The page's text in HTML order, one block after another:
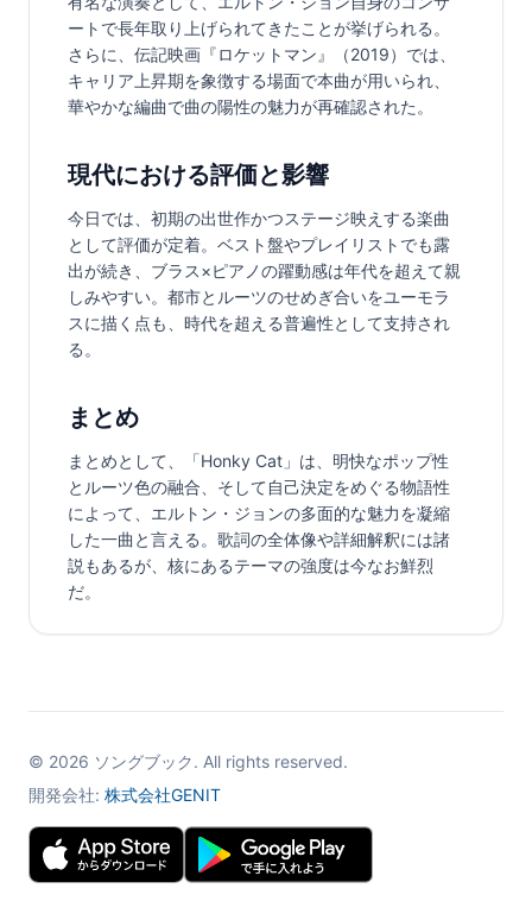
ートで長年取り上げられてきたことが挙げられる。
さらに、伝記映画『ロケットマン』（2019）では、
キャリア上昇期を象徴する場面で本曲が用いられ、
華やかな編曲で曲の陽性の魅力が再確認された。
現代における評価と影響
今日では、初期の出世作かつステージ映えする楽曲
として評価が定着。ベスト盤やプレイリストでも露
出が続き、ブラス×ピアノの躍動感は年代を超えて親
しみやすい。都市とルーツのせめぎ合いをユーモラ
スに描く点も、時代を超える普遍性として支持され
る。
まとめ
まとめとして、「Honky Cat」は、明快なポップ性
とルーツ色の融合、そして自己決定をめぐる物語性
によって、エルトン・ジョンの多面的な魅力を凝縮
した一曲と言える。歌詞の全体像や詳細解釈には諸
説もあるが、核にあるテーマの強度は今なお鮮烈
だ。
© 2026 ソングブック. All rights reserved.
開発会社: 株式会社GENIT